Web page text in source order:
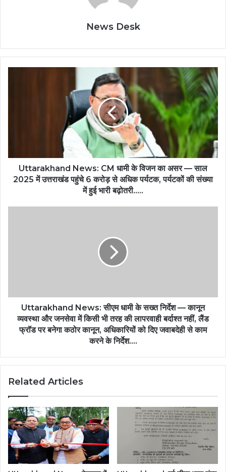
News Desk
Uttarakhand News: CM धामी के विजन का असर — साल
2025 में उत्तराखंड पहुंचे 6 करोड़ से अधिक पर्यटक, पर्यटकों की संख्या
में हुई भारी बढ़ोतरी…..
Uttarakhand News: सीएम धामी के सख्त निर्देश — कानून
व्यवस्था और जनसेवा में किसी भी तरह की लापरवाही बर्दाश्त नहीं, लैंड
फ्रॉड पर बनेगा कठोर कानून, अधिकारियों को दिए जवाबदेही से काम
करने के निर्देश….
Related Articles